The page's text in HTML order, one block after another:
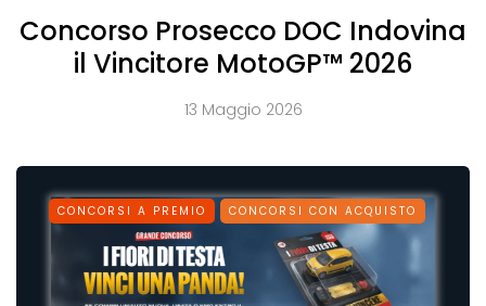
Concorso Prosecco DOC Indovina
il Vincitore MotoGP™ 2026
13 Maggio 2026
CONCORSI A PREMIO CONCORSI CON ACQUISTO